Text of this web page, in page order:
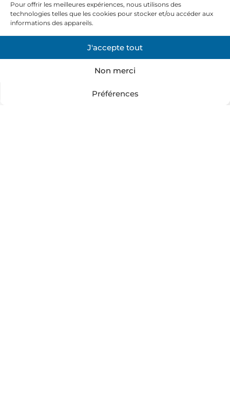
Pour offrir les meilleures expériences, nous utilisons des
technologies telles que les cookies pour stocker et/ou accéder aux
informations des appareils.
J'accepte tout
Non merci
Préférences
Toutes les photos prises lors de l’événement seront alors
diffusées en continu et en direct sous la forme d’un
diaporama géant de manière dynamique.
Devis